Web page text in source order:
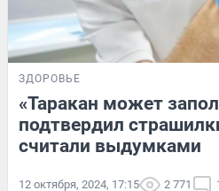
ЗДОРОВЬЕ
«Таракан может
подтвердил
считали выдумками
12 октября, 2024, 17:15 2 771